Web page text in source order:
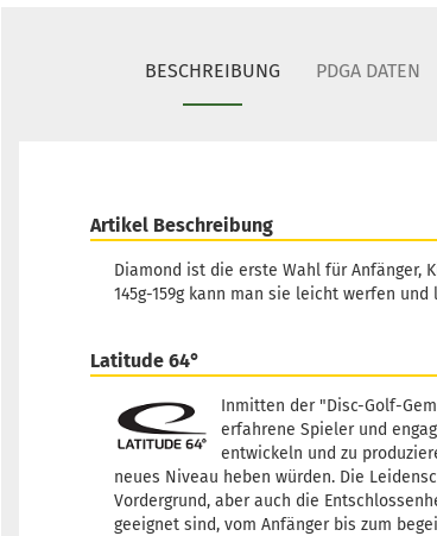
BESCHREIBUNG PDGA DATEN
Artikel Beschreibung
Diamond ist die erste Wahl für Anfänger,
145g-159g kann man sie leicht werfen
Latitude 64°
Inmitten der "Disc-Golf-
erfahrene Spieler und
entwickeln und zu
neues Niveau heben würden. Die
Vordergrund, aber auch die
geeignet sind, vom Anfänger bis zum